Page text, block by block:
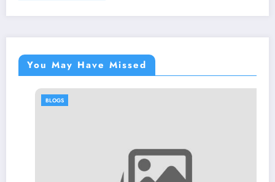
You May Have Missed
BLOGS